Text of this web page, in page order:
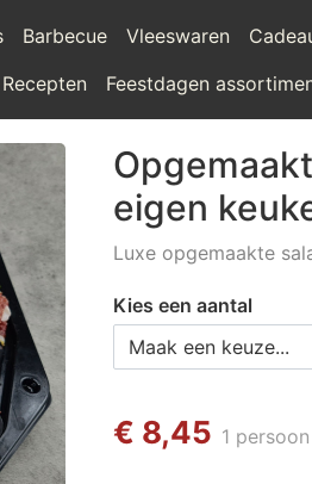
Barbecue Vleeswaren
Recepten Feestdagen
eigen
Luxe opgemaakte
Kies een aantal
€ 8,45 1 persoon